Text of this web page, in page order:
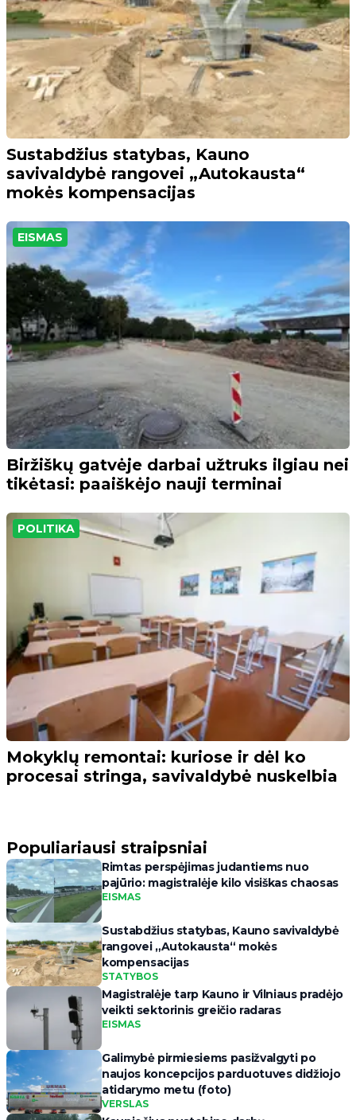
Sustabdžius statybas, Kauno
savivaldybė rangovei „Autokausta“
mokės kompensacijas
EISMAS
Biržiškų gatvėje darbai užtruks ilgiau nei
tikėtasi: paaiškėjo nauji terminai
POLITIKA
Mokyklų remontai: kuriose ir dėl ko
procesai stringa, savivaldybė nuskelbia
Populiariausi straipsniai
Rimtas perspėjimas judantiems nuo
pajūrio: magistralėje kilo visiškas chaosas
EISMAS
Sustabdžius statybas, Kauno savivaldybė
rangovei „Autokausta“ mokės
kompensacijas
STATYBOS
Magistralėje tarp Kauno ir Vilniaus pradėjo
veikti sektorinis greičio radaras
EISMAS
Galimybė pirmiesiems pasižvalgyti po
naujos koncepcijos parduotuves didžiojo
atidarymo metu (foto)
VERSLAS